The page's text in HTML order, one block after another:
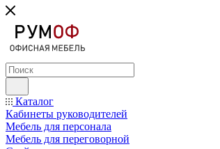
Каталог
Кабинеты руководителей
Мебель для персонала
Мебель для переговорной